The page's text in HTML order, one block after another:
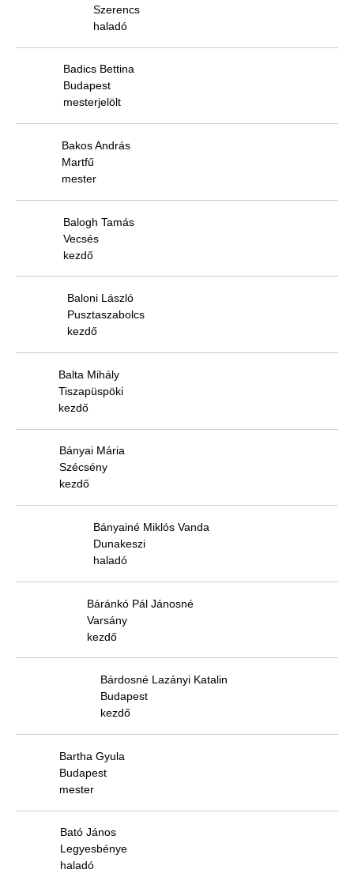
Szerencs
haladó
Badics Bettina
Budapest
mesterjelölt
Bakos András
Martfű
mester
Balogh Tamás
Vecsés
kezdő
Baloni László
Pusztaszabolcs
kezdő
Balta Mihály
Tiszapüspöki
kezdő
Bányai Mária
Szécsény
kezdő
Bányainé Miklós Vanda
Dunakeszi
haladó
Báránkó Pál Jánosné
Varsány
kezdő
Bárdosné Lazányi Katalin
Budapest
kezdő
Bartha Gyula
Budapest
mester
Bató János
Legyesbénye
haladó